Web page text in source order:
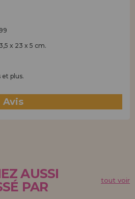
x 23 x 5 cm.
plus.
Avis
AUSSI
PAR
tout voir